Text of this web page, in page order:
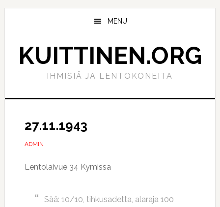
Hyppää
Hyppää
MENU
KUITTINEN.ORG
IHMISIÄ JA LENTOKONEITA
27.11.1943
ADMIN
Lentolaivue 34 Kymissä
Sää: 10/10, tihkusadetta, alaraja 100